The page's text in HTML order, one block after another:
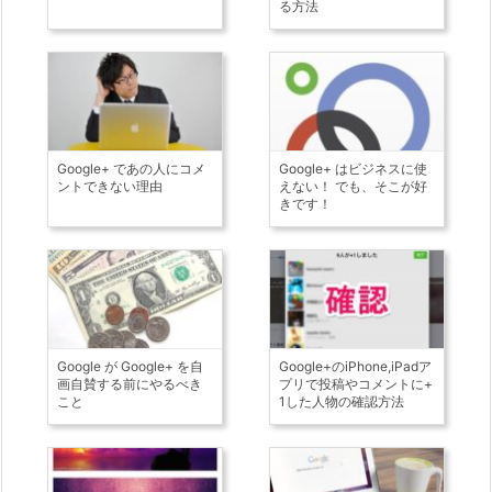
る方法
Google+ であの人にコメ
ントできない理由
Google+ はビジネスに使
えない！ でも、そこが好
きです！
Google が Google+ を自
画自賛する前にやるべき
こと
Google+のiPhone,iPadア
プリで投稿やコメントに+
1した人物の確認方法